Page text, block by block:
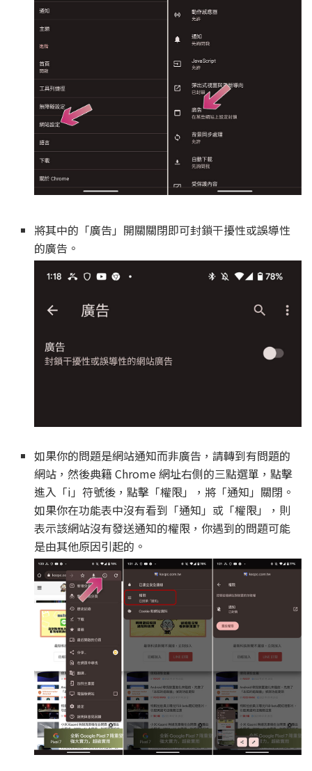
將其中的「廣告」開關關閉即可封鎖干擾性或誤導性
的廣告。
如果你的問題是網站通知而非廣告，請轉到有問題的
網站，然後典籍 Chrome 網址右側的三點選單，點擊
進入「i」符號後，點擊「權限」，將「通知」關閉。
如果你在功能表中沒有看到「通知」或「權限」，則
表示該網站沒有發送通知的權限，你遇到的問題可能
是由其他原因引起的。